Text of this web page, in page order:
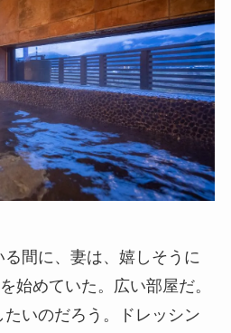
間に、妻は、嬉しそうに
始めていた。広い部屋だ。
たいのだろう。ドレッシン